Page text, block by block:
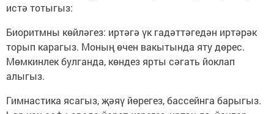
истә тотыгыз:
Биоритмны көйләгез: иртәгә үк гадәттәгедән иртәрәк
торып карагыз. Моның өчен вакытында яту дөрес.
Мөмкинлек булганда, көндез ярты сәгать йоклап
алыгыз.
Гимнастика ясагыз, җәяү йөрегез, бассейнга барыгыз.